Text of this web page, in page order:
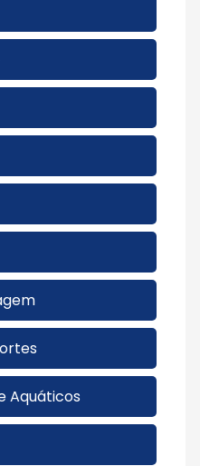
Aquáticos